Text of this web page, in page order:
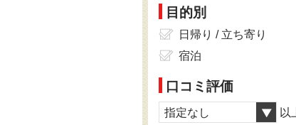
目的別
日帰り / 立ち寄り
宿泊
口コミ評価
指定なし 以